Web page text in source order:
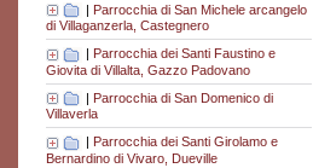
| Parrocchia di San Michele arcangelo
di Villaganzerla, Castegnero
Parrocchia dei Santi Faustino e
Giovita di Villalta, Gazzo Padovano
| Parrocchia di San Domenico di
Villaverla
Parrocchia dei Santi Girolamo e
Bernardino di Vivaro, Dueville